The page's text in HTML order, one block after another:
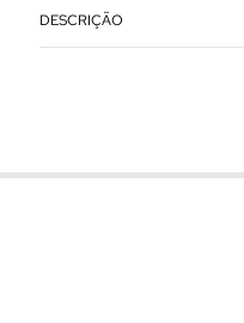
PEDIDOS
DESCRIÇÃO